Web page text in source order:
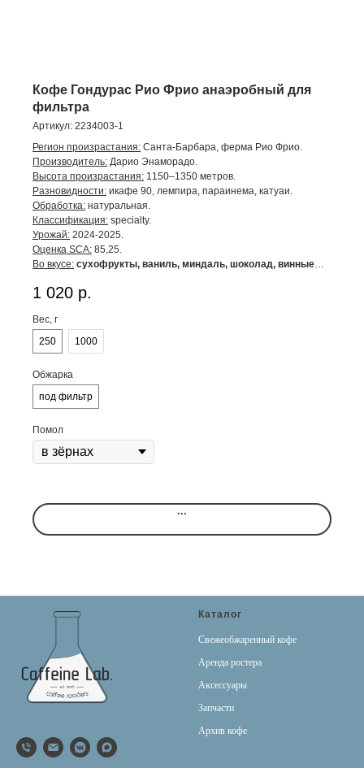
Кофе Гондурас Рио Фрио анаэробный для
фильтра
Артикул: 2234003-1
Регион произрастания: Санта-Барбара, ферма Рио Фрио.
Производитель: Дарио Энаморадо.
Высота произрастания: 1150–1350 метров.
Разновидности: икафе 90, лемпира, параинема, катуаи.
Обработка: натуральная.
Классификация: specialty.
Урожай: 2024-2025.
Оценка SCA: 85,25.
Во вкусе: сухофрукты, ваниль, миндаль, шоколад, винные
1 020 р.
Вес, г
250
1000
Обжарка
под фильтр
Помол
...
Каталог
Свежеобжаренный кофе
Аренда ростера
Аксессуары
Запчасти
Архив кофе